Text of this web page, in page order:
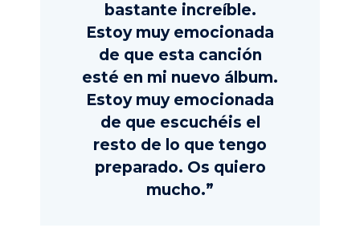
bastante increíble.
Estoy muy emocionada
de que esta canción
esté en mi nuevo álbum.
Estoy muy emocionada
de que escuchéis el
resto de lo que tengo
preparado. Os quiero
mucho.”